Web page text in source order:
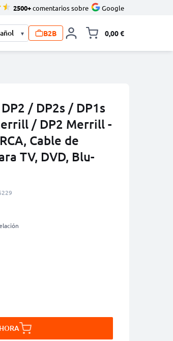
2500+comentarios sobre Google
▾ B2B 0,00 €
/ DP2s / DP1s
/ DP2 Merrill -
Cable de
TV, DVD, Blu-